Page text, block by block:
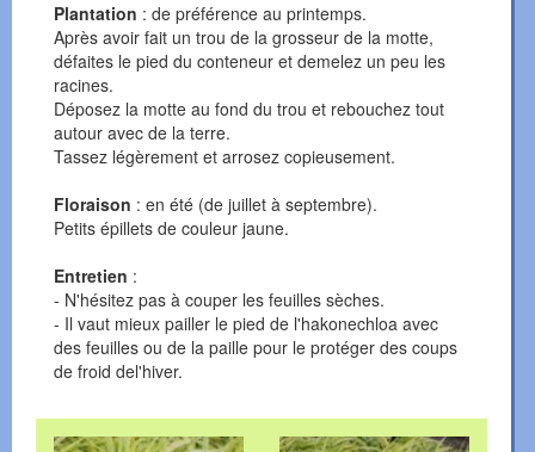
Plantation : de préférence au printemps.
Après avoir fait un trou de la grosseur de la motte,
défaites le pied du conteneur et demelez un peu les
racines.
Déposez la motte au fond du trou et rebouchez tout
autour avec de la terre.
Tassez légèrement et arrosez copieusement.
Floraison : en été (de juillet à septembre).
Petits épillets de couleur jaune.
Entretien :
- N'hésitez pas à couper les feuilles sèches.
- Il vaut mieux pailler le pied de l'hakonechloa avec
des feuilles ou de la paille pour le protéger des coups
de froid del'hiver.